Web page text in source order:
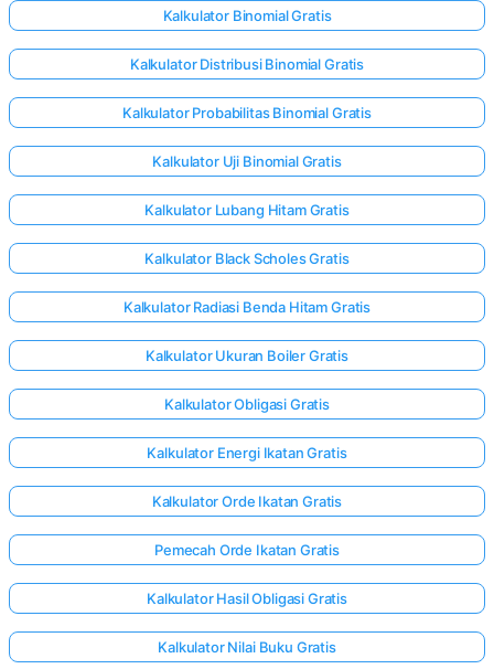
Kalkulator Binomial Gratis
Kalkulator Distribusi Binomial Gratis
Kalkulator Probabilitas Binomial Gratis
Kalkulator Uji Binomial Gratis
Kalkulator Lubang Hitam Gratis
Kalkulator Black Scholes Gratis
Kalkulator Radiasi Benda Hitam Gratis
Kalkulator Ukuran Boiler Gratis
Kalkulator Obligasi Gratis
Kalkulator Energi Ikatan Gratis
Kalkulator Orde Ikatan Gratis
Pemecah Orde Ikatan Gratis
Kalkulator Hasil Obligasi Gratis
Kalkulator Nilai Buku Gratis